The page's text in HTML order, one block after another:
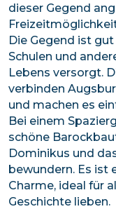
dieser Gegend
Die Gegend ist
Schulen und
Lebens versorgt.
verbinden
und machen es
Bei einem
schöne
Dominikus und
bewundern. Es ist
Charme, ideal für
Geschichte lieben.